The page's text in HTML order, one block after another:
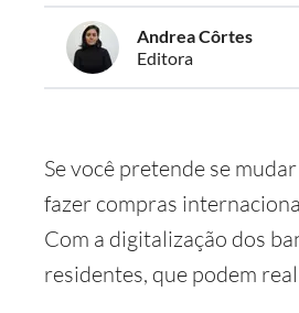
Andrea Côrtes
Editora
Se você pretende se
fazer compras
Com a digitalização dos
residentes, que podem